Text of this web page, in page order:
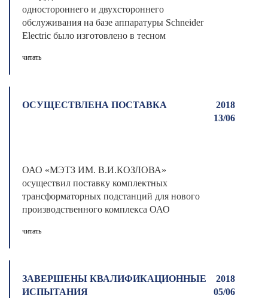
одностороннего и двухстороннего
обслуживания на базе аппаратуры Schneider
Electric было изготовлено в тесном
читать
ОСУЩЕСТВЛЕНА ПОСТАВКА
2018
13/06
ОАО «МЭТЗ ИМ. В.И.КОЗЛОВА»
осуществил поставку комплектных
трансформаторных подстанций для нового
производственного комплекса ОАО
читать
ЗАВЕРШЕНЫ КВАЛИФИКАЦИОННЫЕ
ИСПЫТАНИЯ
2018
05/06